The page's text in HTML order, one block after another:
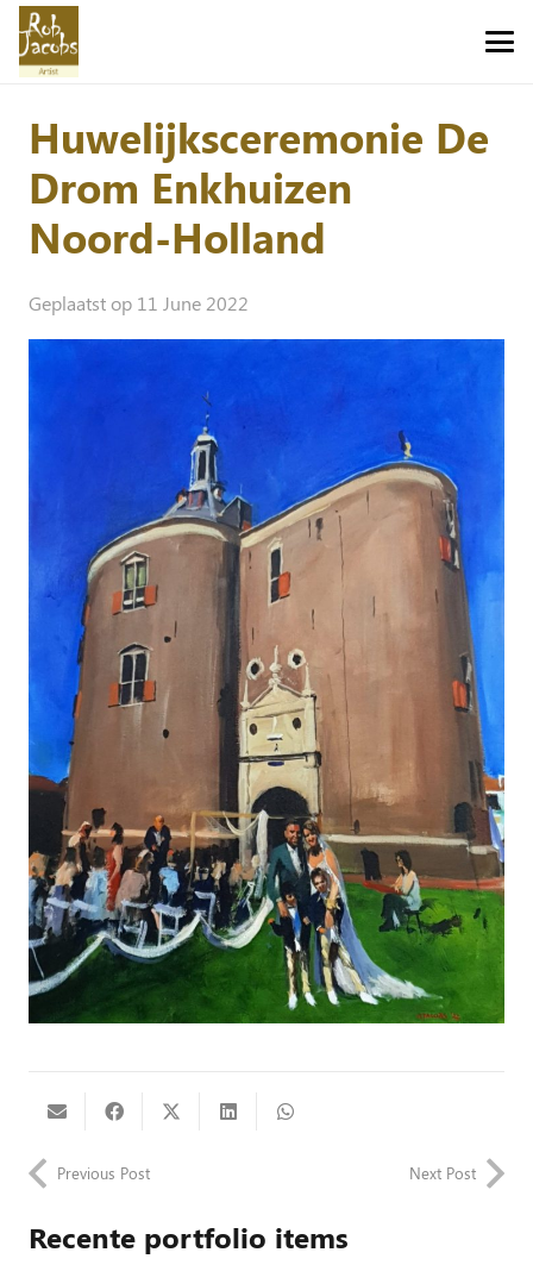
Huwelijksceremonie De
Drom Enkhuizen
Noord-Holland
Geplaatst op 11 June 2022
Previous Post Next Post
Recente portfolio items